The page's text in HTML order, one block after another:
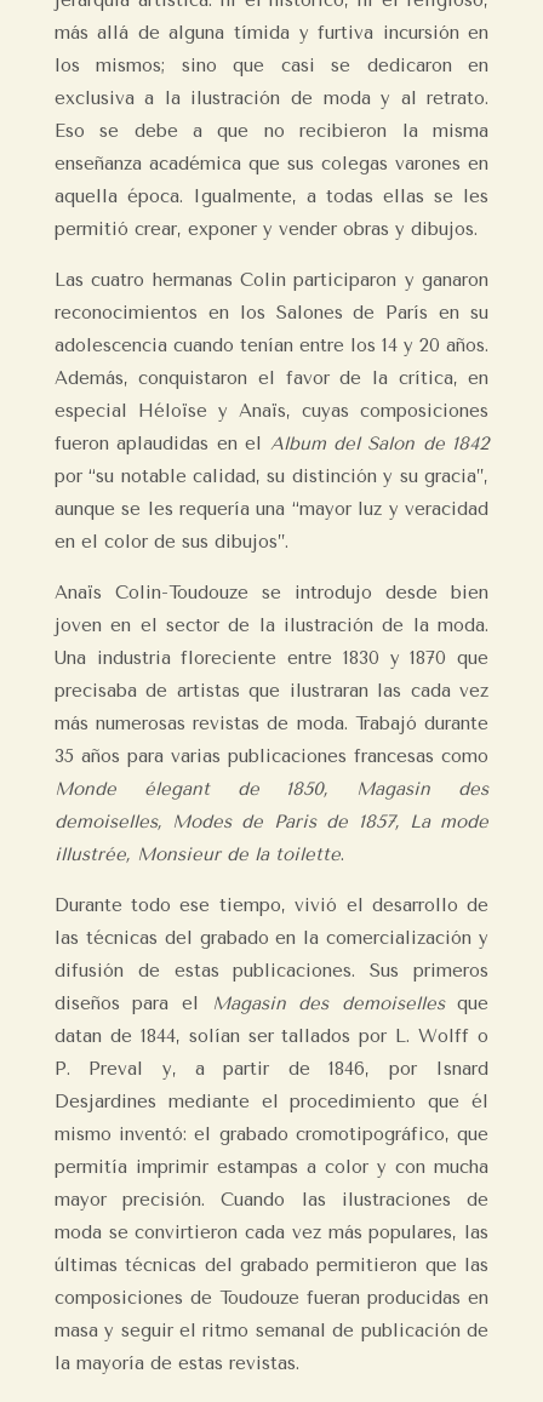
más allá de alguna tímida y furtiva incursión en
los mismos; sino que casi se dedicaron en
exclusiva a la ilustración de moda y al retrato.
Eso se debe a que no recibieron la misma
enseñanza académica que sus colegas varones en
aquella época. Igualmente, a todas ellas se les
permitió crear, exponer y vender obras y dibujos.
Las cuatro hermanas Colin participaron y ganaron
reconocimientos en los Salones de París en su
adolescencia cuando tenían entre los 14 y 20 años.
Además, conquistaron el favor de la crítica, en
especial Héloïse y Anaïs, cuyas composiciones
fueron aplaudidas en el Album del Salon de 1842
por “su notable calidad, su distinción y su gracia”,
aunque se les requería una “mayor luz y veracidad
en el color de sus dibujos”.
Anaïs Colin-Toudouze se introdujo desde bien
joven en el sector de la ilustración de la moda.
Una industria floreciente entre 1830 y 1870 que
precisaba de artistas que ilustraran las cada vez
más numerosas revistas de moda. Trabajó durante
35 años para varias publicaciones francesas como
Monde élegant de 1850, Magasin des
demoiselles, Modes de Paris de 1857, La mode
illustrée, Monsieur de la toilette.
Durante todo ese tiempo, vivió el desarrollo de
las técnicas del grabado en la comercialización y
difusión de estas publicaciones. Sus primeros
diseños para el
Magasin des demoisellesque
datan de 1844, solían ser tallados por L. Wolff o
P. Preval y, a partir de 1846, por Isnard
Desjardines mediante el procedimiento que él
mismo inventó: el grabado cromotipográfico, que
permitía imprimir estampas a color y con mucha
mayor precisión. Cuando las ilustraciones de
moda se convirtieron cada vez más populares, las
últimas técnicas del grabado permitieron que las
composiciones de Toudouze fueran producidas en
masa y seguir el ritmo semanal de publicación de
la mayoría de estas revistas.